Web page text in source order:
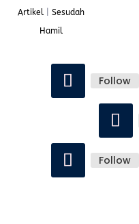
Artikel| Sesudah
Hamil
Follow
Follow